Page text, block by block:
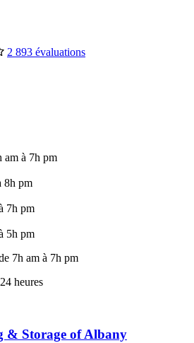
2 893 évaluations
am à 7h pm
8h pm
7h pm
5h pm
7h am à 7h pm
heures
& Storage of Albany